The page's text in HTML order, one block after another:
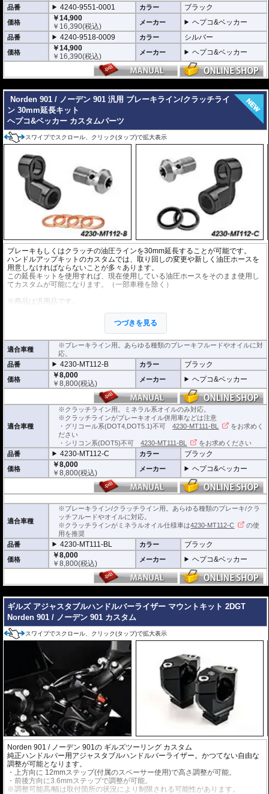
品番 4240-9551-0001 カラー ブラック
価格
￥14,900
￥ 16,390(税込) メーカー ヘプコ&ベッカー
品番 4240-9518-0009 カラー シルバー
価格
￥14,900
￥ 16,390(税込) メーカー ヘプコ&ベッカー
Norden 901 / ノーデン 901 汎用 ブレーキライン/クラッチライ
ン 30mm延長キット
ヘプコ&ベッカー カスタムパーツ
スワイプでスクロール、クリック(タップ)で拡大表示
ブレーキもしくはクラッチの油圧ラインを30mm延長することが可能です。
ハンドルアップキットのカスタムでは、取り回しの変更や新しく油圧ホースを
用意しなければならないことが多々あります。
この延長キットを使用すれば、現在使用している油圧ホースをそのまま使用し
てカスタムが可能になります。（一部車種を除く）
※商品は汎用品です。
※安全に深く関わるパーツですので、プロショップでの交換を強くおすすめし
※ワイヤー仕様車には使用できません。
つづきを見る
適合車種
※ブレーキライン用。あらゆる種類のブレーキフルードやオイルに対
応。
品番
4230-MT112-B カラー ブラック
価格
￥8,000
￥8,800(税込) メーカー ヘプコ&ベッカー
適合車種
※クラッチライン用。ミネラル系オイルのみ対応。
※クラッチラインがブレーキオイル併用車などは注意
・グリコール系(DOT4,DOT5.1)不可4230-MT111-BL
をお求めく
ださい
・シリコン系(DOT5)不可4230-MT111-BL
をお求めください
品番
4230-MT112-C カラー ブラック
価格
￥8,000
￥8,800(税込) メーカー ヘプコ&ベッカー
適合車種
※ブレーキライン/クラッチライン用。あらゆる種類のブレーキ/クラ
ッチフルードやオイルに対応。
※クラッチラインがミネラルオイル仕様車は4230-MT112-C
の使
用を推奨
品番
4230-MT111-BL カラー ブラック
価格
￥8,000
￥8,800(税込) メーカー ヘプコ&ベッカー
ギルズ アジャスタブルハンドルバーライザー マウントキット 2DGT
Norden 901 / ノーデン 901 カスタム
スワイプでスクロール、クリック(タップ)で拡大表示
Norden 901 / ノーデン 901の ギルズツーリング カスタム
純正ハンドルバー用アジャスタブルハンドルバーライザー。かつてない自由な
調整が可能となります。
・上方向に 12mmステップ(付属のスペーサー使用)で高さ調整が可能。
・前後方向に3.6mmステップで調整が可能。
※調整可能高/幅は取付箇所の状況により制限される可能性があります。